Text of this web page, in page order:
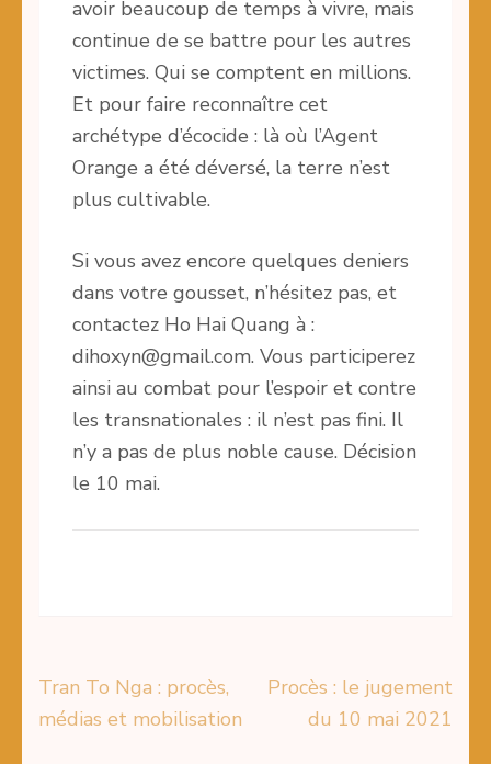
avoir beaucoup de temps à vivre, mais
continue de se battre pour les autres
victimes. Qui se comptent en millions.
Et pour faire reconnaître cet
archétype d’écocide : là où l’Agent
Orange a été déversé, la terre n’est
plus cultivable.
Si vous avez encore quelques deniers
dans votre gousset, n’hésitez pas, et
contactez Ho Hai Quang à :
dihoxyn@gmail.com. Vous participerez
ainsi au combat pour l’espoir et contre
les transnationales : il n’est pas fini. Il
n’y a pas de plus noble cause. Décision
le 10 mai.
Post
Tran To Nga : procès,
médias et mobilisation
Procès : le jugement
du 10 mai 2021